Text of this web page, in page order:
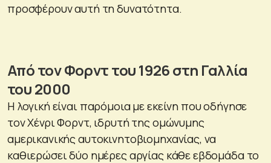
προσφέρουν αυτή τη δυνατότητα.
Από τον Φορντ του 1926 στη Γαλλία
του 2000
Η λογική είναι παρόμοια με εκείνη που οδήγησε
τον Χένρι Φορντ, ιδρυτή της ομώνυμης
αμερικανικής αυτοκινητοβιομηχανίας, να
καθιερώσει δύο ημέρες αργίας κάθε εβδομάδα το